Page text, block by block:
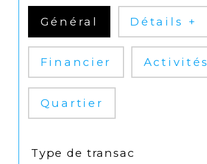
Général Détails +
Financier Activités
Quartier
TRAD_SIROCCO_Caracteristique
Type de transac